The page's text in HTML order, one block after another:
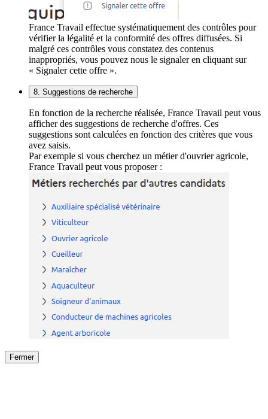
France Travail effectue systématiquement des contrôles pour
vérifier la légalité et la conformité des offres diffusées. Si
malgré ces contrôles vous constatez des contenus
inappropriés, vous pouvez nous le signaler en cliquant sur
« Signaler cette offre ».
8. Suggestions de recherche
En fonction de la recherche réalisée, France Travail peut vous
afficher des suggestions de recherche d'offres. Ces
suggestions sont calculées en fonction des critères que vous
avez saisis.
Par exemple si vous cherchez un métier d'ouvrier agricole,
France Travail peut vous proposer :
Fermer